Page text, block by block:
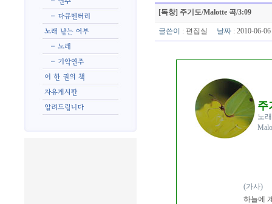
[독창] 주기도/Malotte 곡/3:09
글쓴이 : 편집실 날짜 : 2010-06-
주
노
(가사)
하늘에